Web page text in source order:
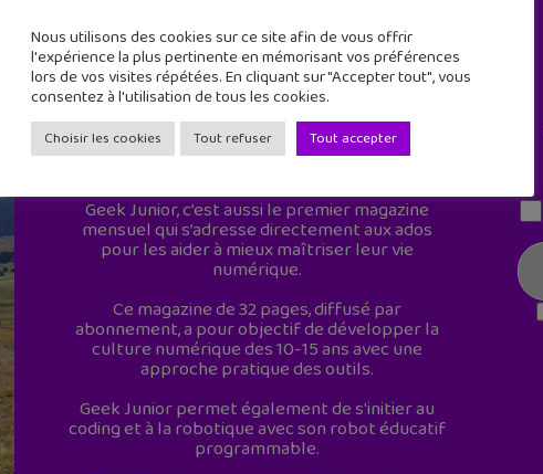
Geek Junior est le premier site de culture
Geek Junior, c’est aussi le premier magazine
mensuel qui s’adresse directement aux ados
pour les aider à mieux maîtriser leur vie
numérique.
Ce magazine de 32 pages, diffusé par
abonnement, a pour objectif de développer la
culture numérique des 10-15 ans avec une
approche pratique des outils.
Geek Junior permet également de s'initier au
coding et à la robotique avec son robot éducatif
programmable.
Nous utilisons des cookies sur ce site afin de vous offrir
l'expérience la plus pertinente en mémorisant vos préférences
lors de vos visites répétées. En cliquant sur "Accepter tout", vous
consentez à l'utilisation de tous les cookies.
Choisir les cookies Tout refuser Tout accepter